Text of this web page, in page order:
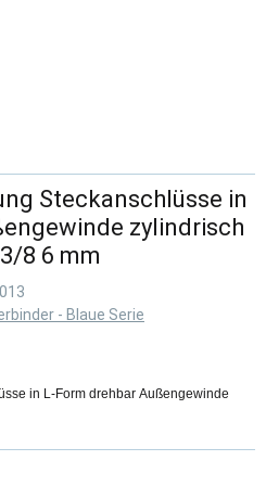
Steckanschlüsse in
zylindrisch
8 6 mm
- Blaue Serie
in L-Form drehbar Außengewinde